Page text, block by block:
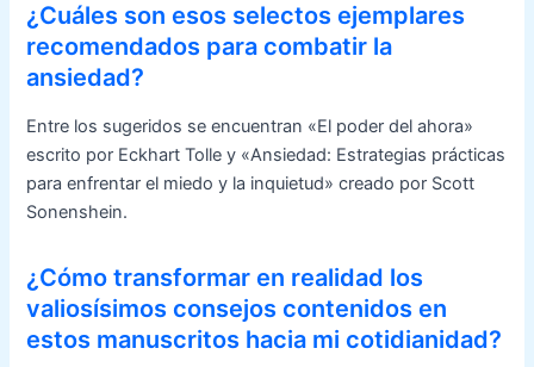
¿Cuáles son esos selectos ejemplares
recomendados para combatir la
ansiedad?
Entre los sugeridos se encuentran «El poder del ahora»
escrito por Eckhart Tolle y «Ansiedad: Estrategias prácticas
para enfrentar el miedo y la inquietud» creado por Scott
Sonenshein.
¿Cómo transformar en realidad los
valiosísimos consejos contenidos en
estos manuscritos hacia mi cotidianidad?